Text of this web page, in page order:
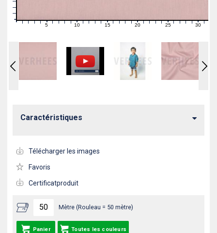
1 2 3 4 6 7 89 11121314 16171819 21222324 26272829 31
Mètre (Rouleau = 50 mètre)
Panier Toutes les couleurs
Caractéristiques
Télécharger les images
Favoris
Certificatproduit